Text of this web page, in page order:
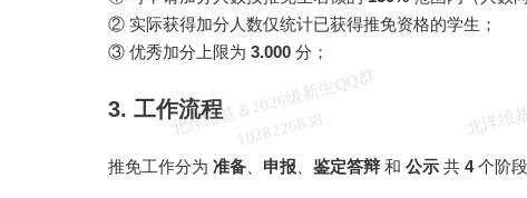
② 实际获得加分人数仅统计已获得推免资格的学生；
③ 优秀加分上限为 3.000 分；
3. 工作流程
推免工作分为 准备 申报 鉴定答辩 和 公示 共 4个阶段
北
洋
维
基
＆
2
0
2
6
级
新
生
Q
Q
群
1
0
2
8
2
2
6
8
3
8